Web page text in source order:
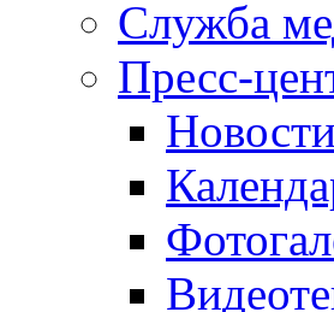
Служба
Пресс-
Новости